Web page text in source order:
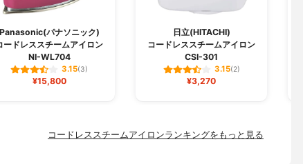
Panasonic(パナソニック)
ードレススチームアイロン
NI-WL704
3.15(3)
¥15,800
日立(HITACHI)
コードレススチームアイロン
CSI-301
3.15(2)
¥3,270
コードレススチームアイロンランキングをもっと見る